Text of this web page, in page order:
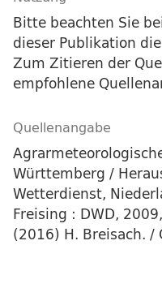
Bitte beachten Sie
dieser Publikation
Zum Zitieren der
empfohlene
Quellenangabe
Württemberg /
Wetterdienst,
Freising : DWD,
(2016) H. Breisach. /